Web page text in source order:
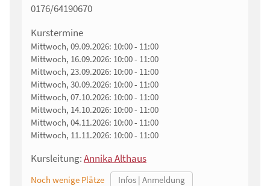
0176/64190670
Kurstermine
Mittwoch, 09.09.2026: 10:00 - 11:00
Mittwoch, 16.09.2026: 10:00 - 11:00
Mittwoch, 23.09.2026: 10:00 - 11:00
Mittwoch, 30.09.2026: 10:00 - 11:00
Mittwoch, 07.10.2026: 10:00 - 11:00
Mittwoch, 14.10.2026: 10:00 - 11:00
Mittwoch, 04.11.2026: 10:00 - 11:00
Mittwoch, 11.11.2026: 10:00 - 11:00
Kursleitung:Annika Althaus
Noch wenige Plätze